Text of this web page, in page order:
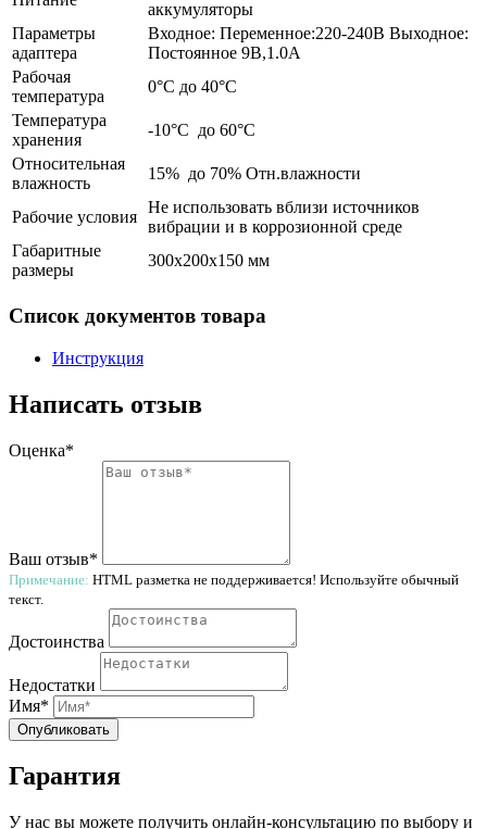
аккумуляторы
Параметры
адаптера
Входное: Переменное:220-240В Выходное:
Постоянное 9В,1.0А
Рабочая
температура
0°C до 40°C
Температура
хранения
-10°C до 60°C
Относительная
влажность
15% до 70% Отн.влажности
Рабочие условия
Не использовать вблизи источников
вибрации и в коррозионной среде
Габаритные
размеры
300х200х150 мм
Список документов товара
Инструкция
Написать отзыв
Оценка*
Ваш отзыв*
Примечание: HTML разметка не поддерживается! Используйте обычный
текст.
Достоинства
Недостатки
Имя*
Опубликовать
Гарантия
У нас вы можете получить онлайн-консультацию по выбору и